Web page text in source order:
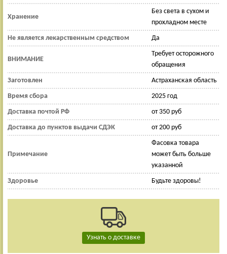
Хранение
Без света в сухом и
прохладном месте
Не является лекарственным средством Да
ВНИМАНИЕ
Требует осторожного
обращения
Заготовлен Астраханская область
Время сбора 2025 год
Доставка почтой РФ от 350 руб
Доставка до пунктов выдачи СДЭК от 200 руб
Примечание
Фасовка товара
может быть больше
указанной
Здоровье Будьте здоровы!
Узнать о доставке